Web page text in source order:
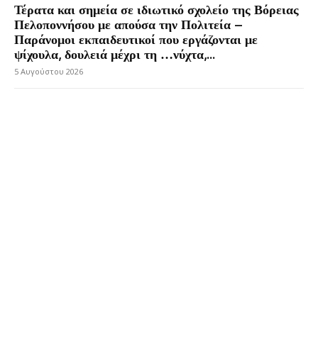
Τέρατα και σημεία σε ιδιωτικό σχολείο της Βόρειας
Πελοποννήσου με απούσα την Πολιτεία –
Παράνομοι εκπαιδευτικοί που εργάζονται με
ψίχουλα, δουλειά μέχρι τη …νύχτα,...
5 Αυγούστου 2026